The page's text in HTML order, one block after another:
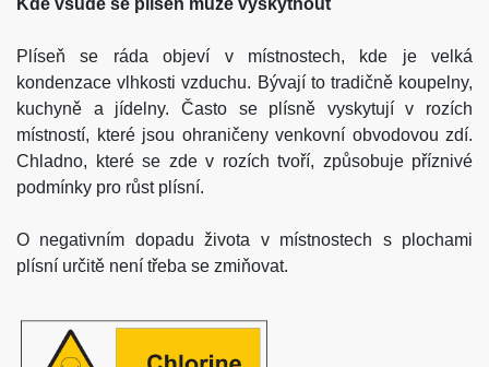
Kde všude se plíseň může vyskytnout
Plíseň se ráda objeví v místnostech, kde je velká
kondenzace vlhkosti vzduchu. Bývají to tradičně koupelny,
kuchyně a jídelny. Často se plísně vyskytují v rozích
místností, které jsou ohraničeny venkovní obvodovou zdí.
Chladno, které se zde v rozích tvoří, způsobuje příznivé
podmínky pro růst plísní.
O negativním dopadu života v místnostech s plochami
plísní určitě není třeba se zmiňovat.